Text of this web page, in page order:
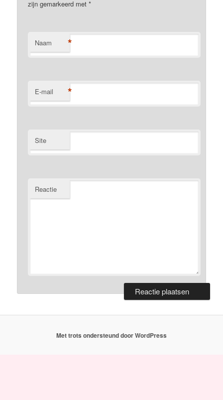
zijn gemarkeerd met*
Naam *
E-mail *
Site
Reactie
Met trots ondersteund door WordPress